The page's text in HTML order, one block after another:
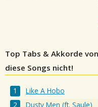
Top Tabs & Akkorde von
diese Songs nicht!
Like A Hobo
Dusty Men (ft. Saule)